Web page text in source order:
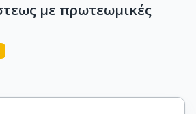
με πρωτεωμικές